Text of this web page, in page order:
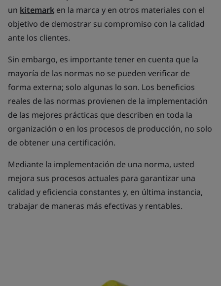
un kitemark en la marca y en otros materiales con el
objetivo de demostrar su compromiso con la calidad
ante los clientes.
Sin embargo, es importante tener en cuenta que la
mayoría de las normas no se pueden verificar de
forma externa; solo algunas lo son. Los beneficios
reales de las normas provienen de la implementación
de las mejores prácticas que describen en toda la
organización o en los procesos de producción, no solo
de obtener una certificación.
Mediante la implementación de una norma, usted
mejora sus procesos actuales para garantizar una
calidad y eficiencia constantes y, en última instancia,
trabajar de maneras más efectivas y rentables.